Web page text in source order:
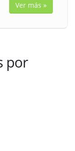
Ver más »
por